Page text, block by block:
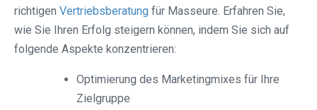
richtigen Vertriebsberatung für Masseure. Erfahren Sie,
wie Sie Ihren Erfolg steigern können, indem Sie sich auf
folgende Aspekte konzentrieren:
Optimierung des Marketingmixes für Ihre
Zielgruppe